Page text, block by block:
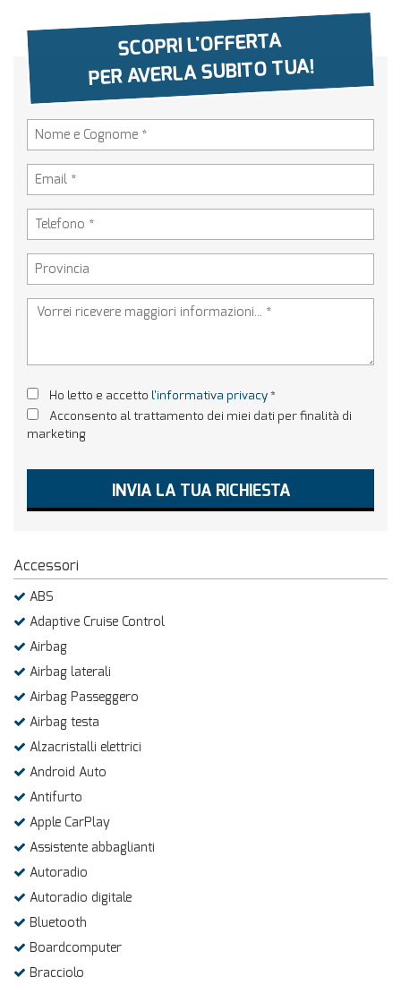
SCOPRI L'OFFERTA
PER AVERLA SUBITO TUA!
Ho letto e accetto l'informativa privacy*
Acconsento al trattamento dei miei dati per finalità di
marketing
INVIA LA TUA RICHIESTA
Accessori
ABS
Adaptive Cruise Control
Airbag
Airbag laterali
Airbag Passeggero
Airbag testa
Alzacristalli elettrici
Android Auto
Antifurto
Apple CarPlay
Assistente abbaglianti
Autoradio
Autoradio digitale
Bluetooth
Boardcomputer
Bracciolo